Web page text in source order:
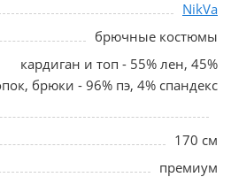
NikVa
брючные костюмы
кардиган и топ - 55% лен, 45%
брюки - 96% пэ, 4% спандекс
170 см
премиум